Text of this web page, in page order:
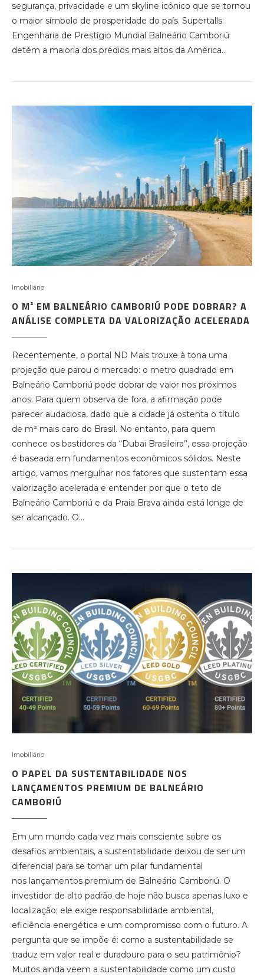
segurança, privacidade e um skyline icônico que se tornou
o maior símbolo de prosperidade do país. Supertalls:
Engenharia de Prestígio Mundial Balneário Camboriú
detém a maioria dos prédios mais altos da América…
Imobiliário
O M² EM BALNEÁRIO CAMBORIÚ PODE DOBRAR? A
ANÁLISE COMPLETA DA VALORIZAÇÃO ACELERADA
Recentemente, o portal ND Mais trouxe à tona uma
projeção que parou o mercado: o metro quadrado em
Balneário Camboriú pode dobrar de valor nos próximos
anos. Para quem observa de fora, a afirmação pode
parecer audaciosa, dado que a cidade já ostenta o título
de m² mais caro do Brasil. No entanto, para quem
conhece os bastidores da “Dubai Brasileira”, essa projeção
é baseada em fundamentos econômicos sólidos. Neste
artigo, vamos mergulhar nos fatores que sustentam essa
valorização acelerada e entender por que o teto de
Balneário Camboriú e da Praia Brava ainda está longe de
ser alcançado. O…
Imobiliário
O PAPEL DA SUSTENTABILIDADE NOS
LANÇAMENTOS PREMIUM DE BALNEÁRIO
CAMBORIÚ
Em um mundo cada vez mais consciente sobre os
desafios ambientais, a sustentabilidade deixou de ser um
diferencial para se tornar um pilar fundamental
nos lançamentos premium de Balneário Camboriú. O
investidor de alto padrão de hoje não busca apenas luxo e
localização; ele exige responsabilidade ambiental,
eficiência energética e um compromisso com o futuro. A
pergunta que se impõe é: como a sustentabilidade se
traduz em valor real e duradouro para o seu patrimônio?
Muitos ainda veem a sustentabilidade como um custo